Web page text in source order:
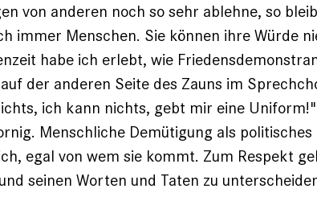
von anderen noch so sehr ablehne, so
immer Menschen. Sie können ihre Würde
habe ich erlebt, wie
der anderen Seite des Zauns im
ich kann nichts, gebt mir eine
Menschliche Demütigung als ­politisches
egal von wem sie kommt. Zum Respekt
seinen Worten und Taten zu